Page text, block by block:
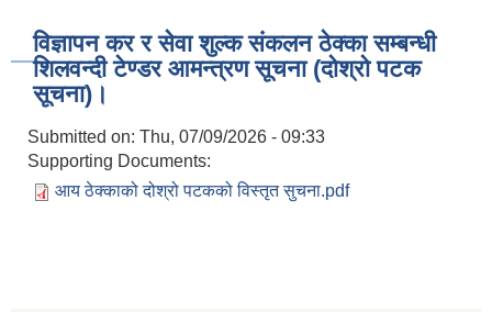
विज्ञापन कर र सेवा शुल्क संकलन ठेक्का सम्बन्धी
शिलवन्दी टेण्डर आमन्त्रण सूचना (दोश्रो पटक
सूचना)।
Submitted on: Thu, 07/09/2026 - 09:33
Supporting Documents:
आय ठेक्काको दोश्रो पटकको विस्तृत सुचना.pdf